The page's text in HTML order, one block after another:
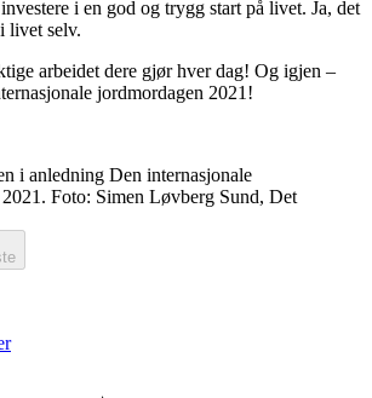
i en god og trygg start på livet. Ja, det
livet selv.
arbeidet dere gjør hver dag! Og igjen –
jordmordagen 2021!
i anledning Den internasjonale
Foto: Simen Løvberg Sund, Det